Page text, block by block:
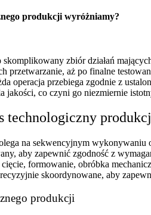
produkcji wyróżniamy?
zbiór działań
przetwarzanie, aż po finalne
operacja przebiega zgodnie z
jakości, co czyni go niezmiernie
technologiczny
na sekwencyjnym
aby zapewnić zgodność z
formowanie, obróbka
skoordynowane, aby
produkcji